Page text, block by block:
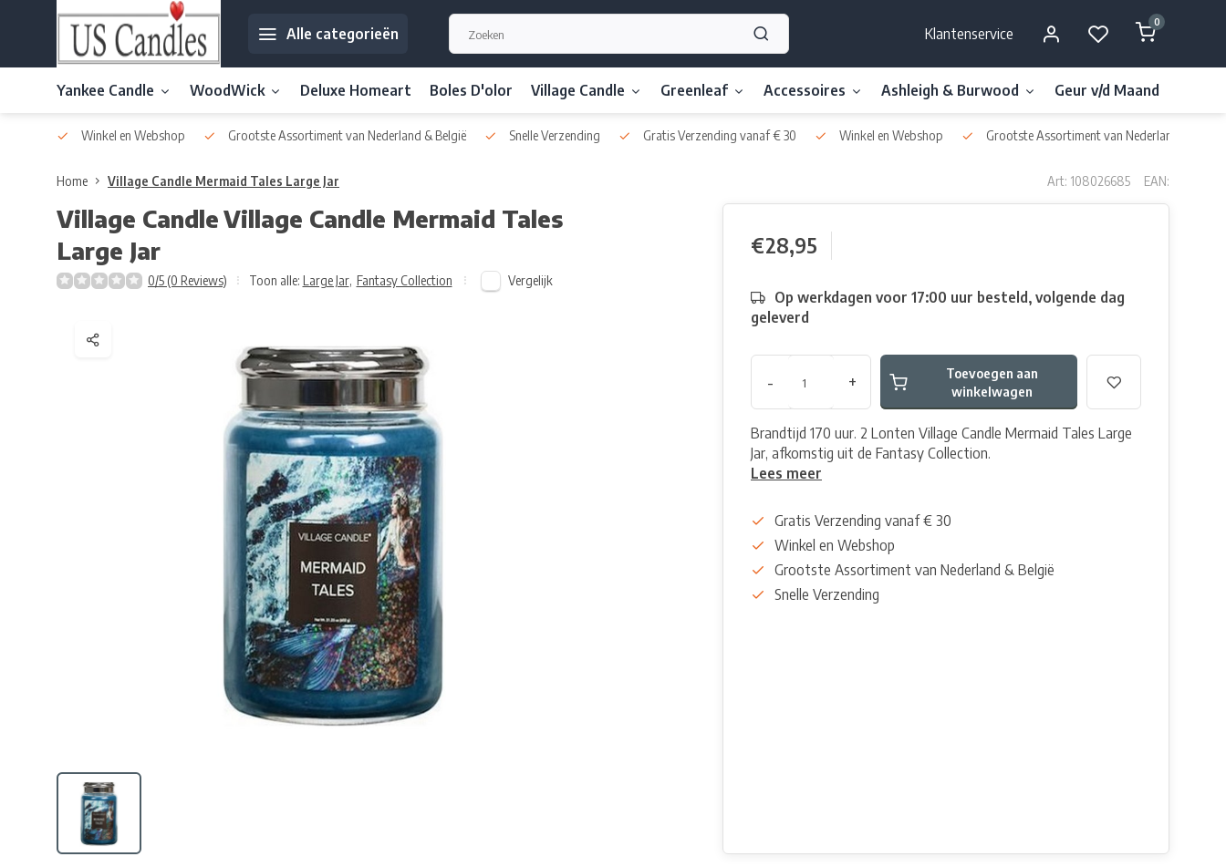
Alle categorieën Klantenservice
0
Yankee Candle WoodWick Deluxe Homeart Boles D'olor Village Candle Greenleaf Accessoires Ashleigh & Burwood Geur v/d Maand
Winkel en Webshop Grootste Assortiment van Nederland & België Snelle Verzending Gratis Verzending vanaf € 30 Winkel en Webshop Grootste Assortiment van Nederland & België
Home Village Candle Mermaid Tales Large Jar Art: 108026685 EAN:
Village CandleVillage Candle Mermaid Tales
Large Jar
0/5 (0 Reviews) Toon alle: Large Jar, Fantasy Collection Vergelijk
€28,95
Op werkdagen voor 17:00 uur besteld, volgende dag
geleverd
- +
Toevoegen aan
winkelwagen
Brandtijd 170 uur. 2 Lonten Village Candle Mermaid Tales Large
Jar, afkomstig uit de Fantasy Collection.
Lees meer
Gratis Verzending vanaf € 30
Winkel en Webshop
Grootste Assortiment van Nederland & België
Snelle Verzending